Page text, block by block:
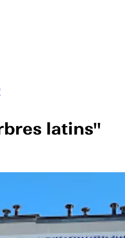
latins"